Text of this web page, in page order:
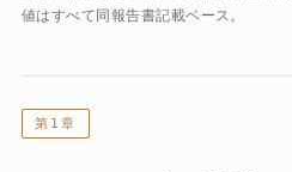
値はすべて同報告書記載ベース。
第1章